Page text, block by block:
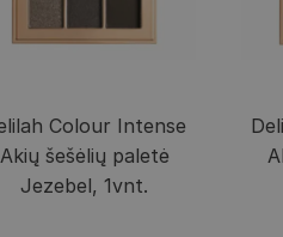
Colour Intense
Akių šešėlių paletė
Jezebel, 1vnt.